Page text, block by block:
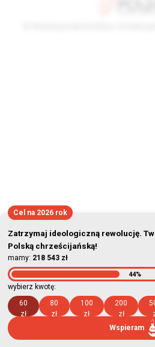
Cel na 2026 rok
Zatrzymaj ideologiczną rewolucję.
Polską chrześcijańską!
mamy: 218 543 zł
44%
wybierz kwotę:
60
zł
80
zł
100
zł
200
zł
Wspieram